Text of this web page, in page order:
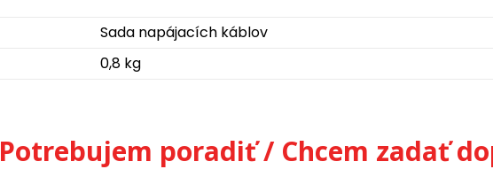
Sada napájacích káblov
0,8 kg
Potrebujem poradiť / Chcem zadať